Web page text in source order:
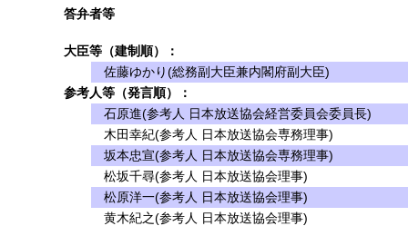
答弁者等
大臣等（建制順）：
佐藤ゆかり(総務副大臣兼内閣府副大臣)
参考人等（発言順）：
石原進(参考人 日本放送協会経営委員会委員長)
木田幸紀(参考人 日本放送協会専務理事)
坂本忠宣(参考人 日本放送協会専務理事)
松坂千尋(参考人 日本放送協会理事)
松原洋一(参考人 日本放送協会理事)
黄木紀之(参考人 日本放送協会理事)